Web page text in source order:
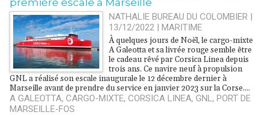
première escale à Marseille
NATHALIE BUREAU DU COLOMBIER |
13/12/2022 |MARITIME
À quelques jours de Noël, le cargo-mixte
A Galeotta et sa livrée rouge semble être
le cadeau rêvé par Corsica Linea depuis
trois ans. Ce navire neuf à propulsion
GNL a réalisé son escale inaugurale le 12 décembre dernier à
Marseille avant de prendre du service en janvier 2023 sur la Corse....
A GALEOTTA, CARGO-MIXTE, CORSICA LINEA, GNL, PORT DE
MARSEILLE-FOS